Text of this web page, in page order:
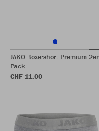
JAKO Boxershort Premium 2er
Pack
CHF 11.00